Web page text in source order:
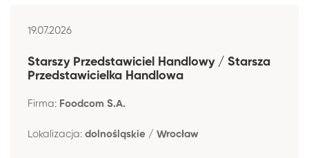
19.07.2026
Starszy Przedstawiciel Handlowy / Starsza
Przedstawicielka Handlowa
Firma: Foodcom S.A.
Lokalizacja: dolnośląskie / Wrocław